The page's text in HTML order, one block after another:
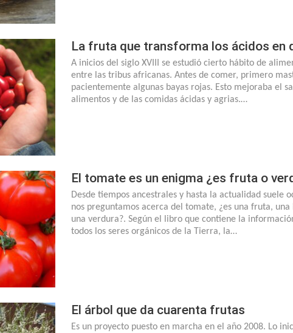
La fruta que transforma los ácidos en
A inicios del siglo XVIII se estudió cierto hábito de
entre las tribus africanas. Antes de comer, primero
pacientemente algunas bayas rojas. Esto mejoraba el
alimentos y de las comidas ácidas y agrias.…
El tomate es un enigma ¿es fruta o
Desde tiempos ancestrales y hasta la actualidad suele
nos preguntamos acerca del tomate, ¿es una fruta,
una verdura?. Según el libro que contiene la
todos los seres orgánicos de la Tierra, la…
El árbol que da cuarenta frutas
Es un proyecto puesto en marcha en el año 2008. Lo